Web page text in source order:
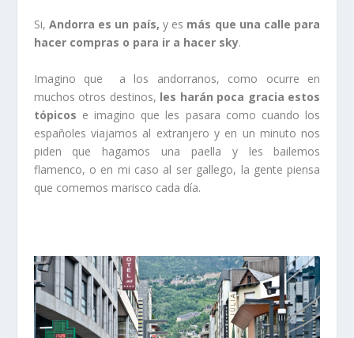
Si, Andorra es un país, y es más que una calle para
hacer compras o para ir a hacer sky.
Imagino que a los andorranos, como ocurre en
muchos otros destinos, les harán poca gracia estos
tópicos e imagino que les pasara como cuando los
españoles viajamos al extranjero y en un minuto nos
piden que hagamos una paella y les bailemos
flamenco, o en mi caso al ser gallego, la gente piensa
que comemos marisco cada día.